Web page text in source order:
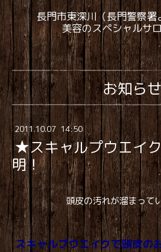
長門市東深川（長門警察
美容のスペシャルサ
お知らせ
2011 .10.07 14:50
★スキャルプウエイ
明！
頭皮の汚れが溜まって
スキャルプウエイクで頭皮の